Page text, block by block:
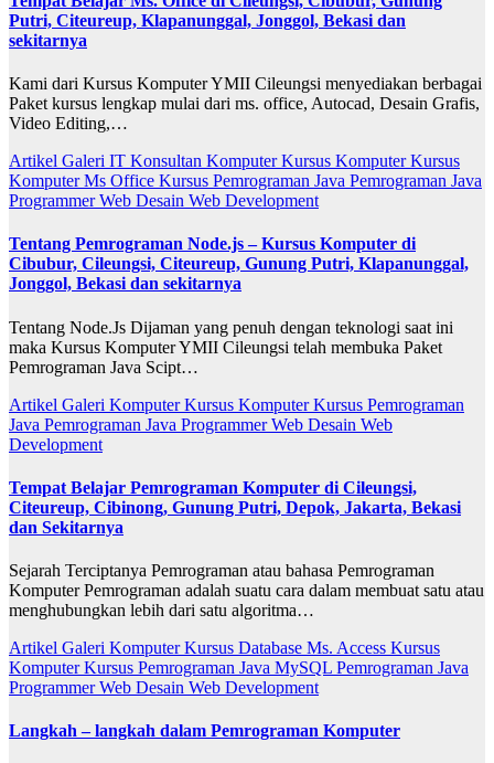
Putri, Citeureup, Klapanunggal, Jonggol, Bekasi dan
sekitarnya
Kami dari Kursus Komputer YMII Cileungsi menyediakan berbagai
Paket kursus lengkap mulai dari ms. office, Autocad, Desain Grafis,
Video Editing,…
Artikel Galeri IT Konsultan KomputerKursus KomputerKursus
Komputer Ms Office Kursus Pemrograman Java Pemrograman Java
ProgrammerWeb Desain Web Development
Tentang Pemrograman Node.js – Kursus Komputer di
Cibubur, Cileungsi, Citeureup, Gunung Putri, Klapanunggal,
Jonggol, Bekasi dan sekitarnya
Tentang Node.Js Dijaman yang penuh dengan teknologi saat ini
maka Kursus Komputer YMII Cileungsi telah membuka Paket
Pemrograman Java Scipt…
Artikel Galeri KomputerKursus KomputerKursus Pemrograman
Java Pemrograman Java ProgrammerWeb Desain Web
Development
Tempat Belajar Pemrograman Komputer di Cileungsi,
Citeureup, Cibinong, Gunung Putri, Depok, Jakarta, Bekasi
dan Sekitarnya
Sejarah Terciptanya Pemrograman atau bahasa Pemrograman
Komputer Pemrograman adalah suatu cara dalam membuat satu atau
menghubungkan lebih dari satu algoritma…
Artikel Galeri KomputerKursus Database Ms. Access Kursus
KomputerKursus Pemrograman Java MySQL Pemrograman Java
ProgrammerWeb Desain Web Development
Langkah – langkah dalam Pemrograman Komputer